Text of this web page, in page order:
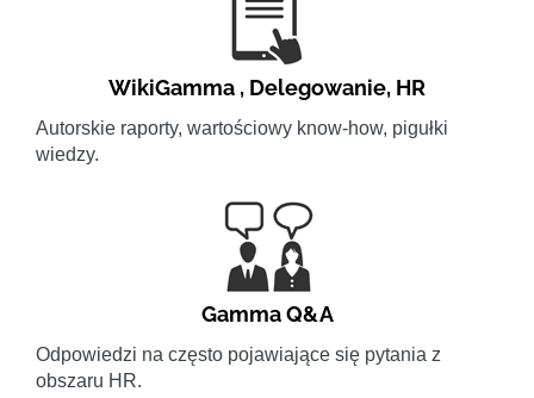
WikiGamma , Delegowanie, HR
Autorskie raporty, wartościowy know-how, pigułki
wiedzy.
Gamma Q&A
Odpowiedzi na często pojawiające się pytania z
obszaru HR.